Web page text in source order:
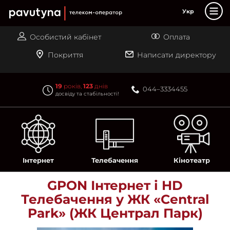
Укр
Особистий кабінет
Оплата
Покриття
Написати директору
Інтернет Телебачення Кінотеатр
19 років,123 днів
досвіду та стабільності!
044–3334455
Інтернет
Телебачення
Підтримка
Магазин
Контакти
Вакансії
GPON Інтернет і HD
Телебачення у ЖК «Central
Park» (ЖК Централ Парк)